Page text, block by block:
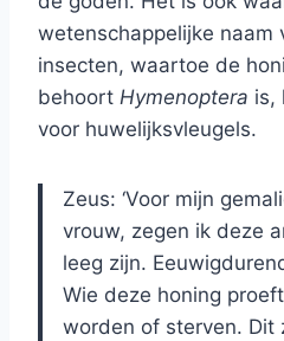
wetenschappelijke naam
insecten, waartoe de
behoort Hymenoptera is,
voor huwelijksvleugels.
Zeus: ‘Voor mijn
vrouw, zegen ik deze
leeg zijn.
Wie deze honing
worden of sterven. Dit